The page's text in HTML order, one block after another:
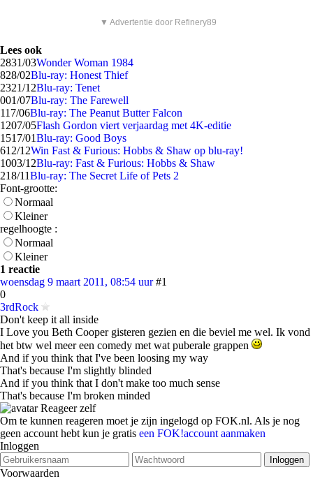
▼ Advertentie door Refinery89
Lees ook
2831/03Wonder Woman 1984
828/02Blu-ray: Honest Thief
2321/12Blu-ray: Tenet
001/07Blu-ray: The Farewell
117/06Blu-ray: The Peanut Butter Falcon
1207/05Flash Gordon viert verjaardag met 4K-editie
1517/01Blu-ray: Good Boys
612/12Win Fast & Furious: Hobbs & Shaw op blu-ray!
1003/12Blu-ray: Fast & Furious: Hobbs & Shaw
218/11Blu-ray: The Secret Life of Pets 2
Font-grootte:
Normaal
Kleiner
regelhoogte :
Normaal
Kleiner
1 reactie
woensdag 9 maart 2011, 08:54 uur #1
0
3rdRock
Don't keep it all inside
I Love you Beth Cooper gisteren gezien en die beviel me wel. Ik vond
het btw wel meer een comedy met wat puberale grappen
And if you think that I've been loosing my way
That's because I'm slightly blinded
And if you think that I don't make too much sense
That's because I'm broken minded
Reageer zelf
Om te kunnen reageren moet je zijn ingelogd op FOK.nl. Als je nog
geen account hebt kun je gratis een FOK!account aanmaken
Inloggen
Voorwaarden